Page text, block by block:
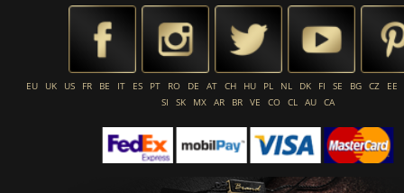
EU UK US FR BE IT ES PT RO DE AT CH HU PL NL DK FI SE BG CZ
EE
SI
SK MX AR BR VE CO CL AU CA